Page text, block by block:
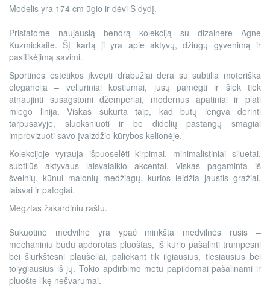
Modelis yra 174 cm ūgio ir dėvi S dydį.
Pristatome naujausią bendrą kolekciją su dizainere Agne
Kuzmickaite. Šį kartą ji yra apie aktyvų, džiugų gyvenimą ir
pasitikėjimą savimi.
Sportinės estetikos įkvėpti drabužiai dera su subtilia moteriška
elegancija – veliūriniai kostiumai, jūsų pamėgti ir šiek tiek
atnaujinti susagstomi džemperiai, modernūs apatiniai ir plati
miego linija. Viskas sukurta taip, kad būtų lengva derinti
tarpusavyje, sluoksniuoti ir be didelių pastangų smagiai
improvizuoti savo įvaizdžio kūrybos kelionėje.
Kolekcijoje vyrauja išpuoselėti kirpimai, minimalistiniai siluetai,
subtilūs aktyvaus laisvalaikio akcentai. Viskas pagaminta iš
švelnių, kūnui malonių medžiagų, kurios leidžia jaustis gražiai,
laisvai ir patogiai.
Megztas žakardiniu raštu.
Šukuotinė medvilnė yra ypač minkšta medvilnės rūšis –
mechaniniu būdu apdorotas pluoštas, iš kurio pašalinti trumpesni
bei šiurkštesni plaušeliai, paliekant tik ilgiausius, tiesiausius bei
tolygiausius iš jų. Tokio apdirbimo metu papildomai pašalinami ir
pluošte likę nešvarumai.